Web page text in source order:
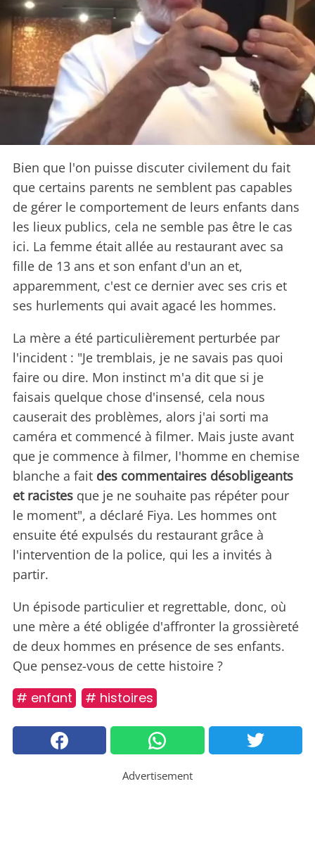
Bien que l'on puisse discuter civilement du fait
que certains parents ne semblent pas capables
de gérer le comportement de leurs enfants dans
les lieux publics, cela ne semble pas être le cas
ici. La femme était allée au restaurant avec sa
fille de 13 ans et son enfant d'un an et,
apparemment, c'est ce dernier avec ses cris et
ses hurlements qui avait agacé les hommes.
La mère a été particulièrement perturbée par
l'incident : "Je tremblais, je ne savais pas quoi
faire ou dire. Mon instinct m'a dit que si je
faisais quelque chose d'insensé, cela nous
causerait des problèmes, alors j'ai sorti ma
caméra et commencé à filmer. Mais juste avant
que je commence à filmer, l'homme en chemise
blanche a fait des commentaires désobligeants
et racistes que je ne souhaite pas répéter pour
le moment", a déclaré Fiya. Les hommes ont
ensuite été expulsés du restaurant grâce à
l'intervention de la police, qui les a invités à
partir.
Un épisode particulier et regrettable, donc, où
une mère a été obligée d'affronter la grossièreté
de deux hommes en présence de ses enfants.
Que pensez-vous de cette histoire ?
# enfant # histoires
Advertisement